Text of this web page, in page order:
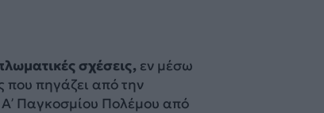
σχέσεις, εν μέσω
που πηγάζει από την
Α’ Παγκοσμίου Πολέμου από